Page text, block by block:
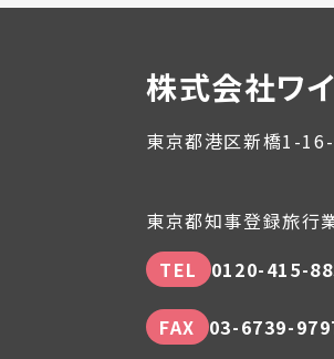
株式会社ワ
東京都港区新橋1-
東京都知事登録旅行
TEL
0120-415-
FAX 03-6739-